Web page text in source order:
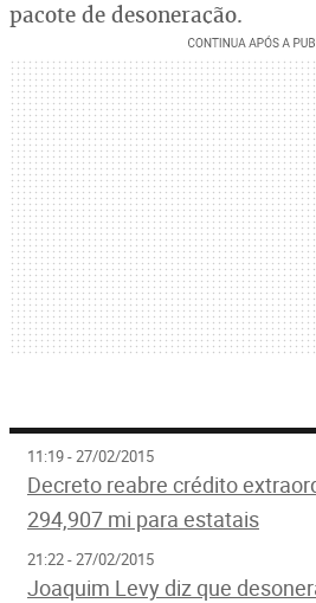
pacote de desoneração.
11:19 - 27/02/2015
Decreto reabre crédito
294,907 mi para estatais
21:22 - 27/02/2015
Joaquim Levy diz que